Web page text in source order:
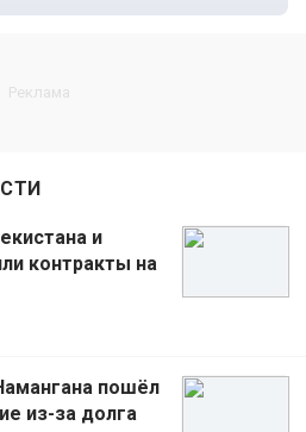
и
контракты на
пошёл
из-за долга